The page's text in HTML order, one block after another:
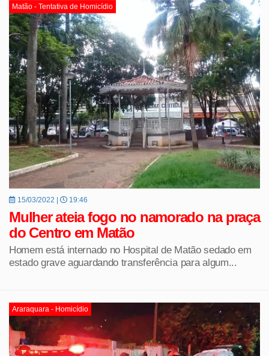
Matão - Tentativa de Homicídio
15/03/2022 | 19:46
Mulher ateia fogo no namorado na praça
do Centro em Matão
Homem está internado no Hospital de Matão sedado em
estado grave aguardando transferência para algum...
Araraquara - Homicídio